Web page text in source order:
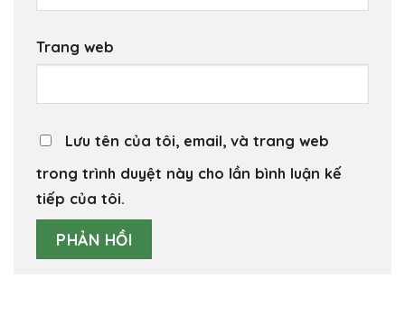
Trang web
Lưu tên của tôi, email, và trang web
trong trình duyệt này cho lần bình luận kế
tiếp của tôi.